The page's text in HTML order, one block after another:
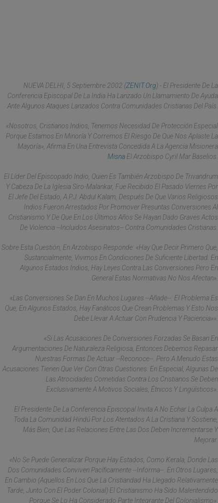
NUEVA DELHI, 5 Septiembre 2002 (ZENIT.org).- El Presidente De La
Conferencia Episcopal De La India Ha Lanzado Un Llamamiento De Ayuda
Ante Algunos Ataques Lanzados Contra Comunidades Cristianas Del País.
«Nosotros, Cristianos Indios, Tenemos Necesidad De Protección Especial
Porque Estamos En Minoría Y Corremos El Riesgo De Que Nos Aplaste La
Mayoría», Afirma En Una Entrevista Concedida A La Agencia Misionera
Misna El Arzobispo Cyril Mar Baselios.
El Líder Del Episcopado Indio, Quien Es También Arzobispo De Trivandrum
Y Cabeza De La Iglesia Siro-Malankar, Fue Recibido El Pasado Viernes Por
El Jefe Del Estado, A.P.J. Abdul Kalam, Después De Que Varios Religiosos
Indios Fueron Arrestados Por Promover Presuntas Conversiones Al
Cristianismo Y De Que En Los Últimos Años Se Hayan Dado Graves Actos
De Violencia --Incluidos Asesinatos-- Contra Comunidades Cristianas.
Sobre Esta Cuestión, En Arzobispo Responde: «Hay Que Decir Primero Que,
Sustancialmente, Vivimos En Condiciones De Suficiente Libertad. En
Algunos Estados Indios, Hay Leyes Contra Las Conversiones Pero En
General Estas Normativas No Nos Afectan».
«Las Conversiones Se Dan En Muchos Lugares --Añade--: El Problema Es
Que, En Algunos Estados, Hay Fanáticos Que Crean Problemas Y Esto Nos
Debe Llevar A Actuar Con Prudencia Y Paciencia»».
«Si Las Acusaciones De Conversiones Forzadas Se Basan En
Argumentaciones De Naturaleza Religiosa, Entonces Debemos Repasar
Nuestras Formas De Actuar --Reconoce--. Pero A Menudo Estas
Acusaciones Tienen Que Ver Con Otras Cuestiones. En Especial, Algunas De
Las Atrocidades Cometidas Contra Los Cristianos Se Deben
Exclusivamente A Motivos Sociales, Étnicos Y Lingüísticos».
El Presidente De La Conferencia Episcopal Invita A No Echar La Culpa A
Toda La Comunidad Hindú Por Los Atentados A La Cristiana Y Sostiene,
Más Bien, Que Las Relaciones Entre Las Dos Deben Incrementarse Y
Mejorar.
«No Se Puede Generalizar Porque Hay Estados, Como Kerala, Donde Las
Dos Comunidades Conviven Pacíficamente --Informa--. En Otros Lugares,
En Cambio (aquellos En Los Que La Cristiandad Ha Llegado Relativamente
Tarde, Junto Con El Poder Colonial) El Cristianismo Ha Sido Malentendido
Porque Se Lo Ha Considerado Parte Integrante Del Colonialismo».